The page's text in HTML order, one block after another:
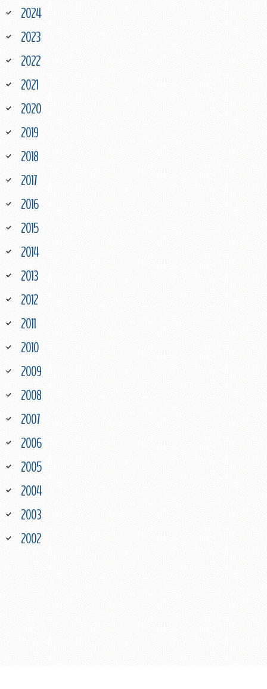
2024
2023
2022
2021
2020
2019
2018
2017
2016
2015
2014
2013
2012
2011
2010
2009
2008
2007
2006
2005
2004
2003
2002